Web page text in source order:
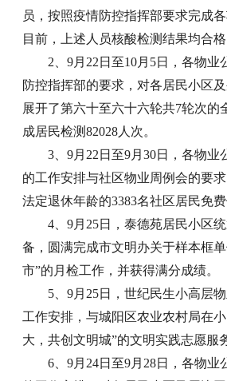
员，按照疫情防控指挥部要求完成
目前，上述人员核酸检测结果均合格
2、9月22日至10月5日，各物业
防控指挥部的要求，对各居民小区
展开了第六十至六十六轮共7轮次的
成居民检测82028人次。
3、9月22日至9月30日，各物业
的工作安排与社区物业周例会的要
法定退休年龄的3383名社区居民免费
4、9月25日，泰德苑居民小区
备，圆满完成市文明办关于样本框
市”的月检工作，并获得满分成绩。
5、9月25日，世纪民生小高层
工作安排，与城阳区农业农村局在
大，共创文明城”的文明实践志愿服
6、9月24日至9月28日，各物业